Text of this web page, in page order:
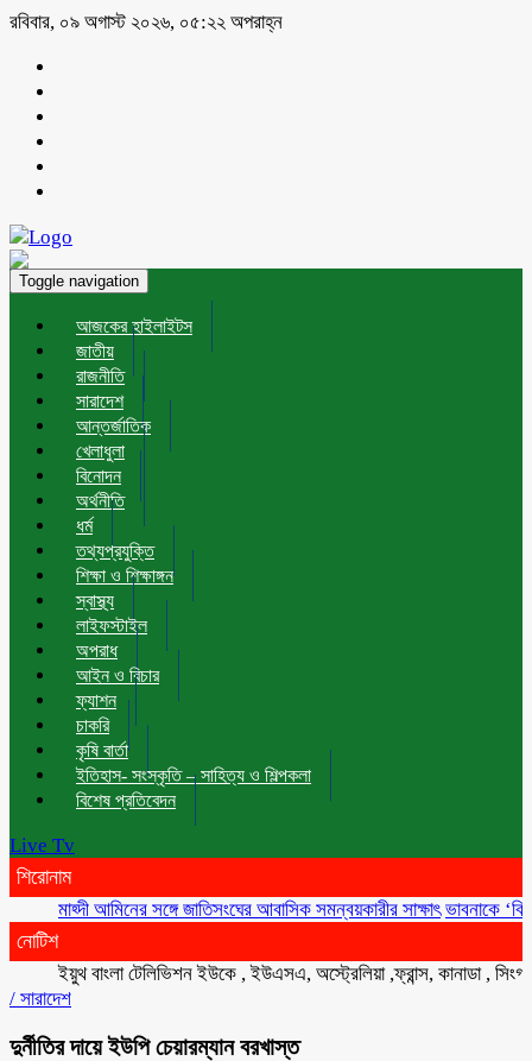
রবিবার, ০৯ অগাস্ট ২০২৬, ০৫:২২ অপরাহ্ন
Toggle navigation
আজকের হাইলাইটস
জাতীয়
রাজনীতি
সারাদেশ
আন্তর্জাতিক
খেলাধুলা
বিনোদন
অর্থনীতি
ধর্ম
তথ্যপ্রযুক্তি
শিক্ষা ও শিক্ষাঙ্গন
স্বাস্থ্য
লাইফস্টাইল
অপরাধ
আইন ও বিচার
ফ্যাশন
চাকরি
কৃষি বার্তা
ইতিহাস- সংস্কৃতি – সাহিত্য ও শিল্পকলা
বিশেষ প্রতিবেদন
Live Tv
শিরোনাম
মাহ্দী আমিনের সঙ্গে জাতিসংঘের আবাসিক সমন্বয়কারীর সাক্ষাৎ ভাবনাকে ‘বিরল
নোটিশ
ইয়ুথ বাংলা টেলিভিশন ইউকে , ইউএসএ, অস্ট্রেলিয়া ,ফ্রান্স, কানাডা , সিংগাপুর ,
/ সারাদেশ
দুর্নীতির দায়ে ইউপি চেয়ারম্যান বরখাস্ত